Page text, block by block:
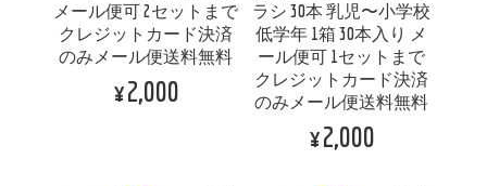
メール便可 2セットまで
クレジットカード決済
のみメール便送料無料
¥2,000
ラシ 30本 乳児〜小学校
低学年 1箱 30本入り メ
ール便可 1セットまで
クレジットカード決済
のみメール便送料無料
¥2,000